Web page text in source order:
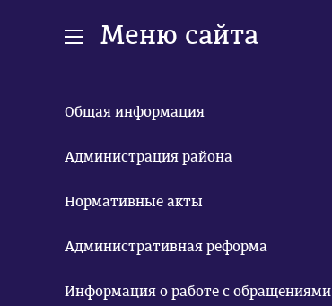
Меню сайта
Общая информация
Администрация района
Нормативные акты
Административная реформа
Информация о работе с обращениями